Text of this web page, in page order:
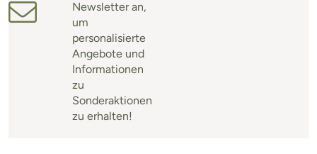
Newsletter an,
um
personalisierte
Angebote und
Informationen
zu
Sonderaktionen
zu erhalten!